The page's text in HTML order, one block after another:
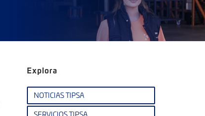
Explora
NOTICIAS TIPSA